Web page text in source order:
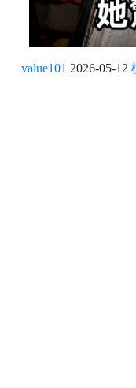
value101 2026-05-12